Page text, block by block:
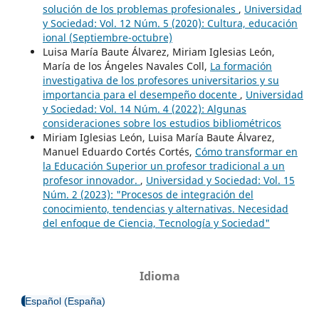
solución de los problemas profesionales , Universidad
y Sociedad: Vol. 12 Núm. 5 (2020): Cultura, educación
ional (Septiembre-octubre)
Luisa María Baute Álvarez, Miriam Iglesias León,
María de los Ángeles Navales Coll, La formación
investigativa de los profesores universitarios y su
importancia para el desempeño docente , Universidad
y Sociedad: Vol. 14 Núm. 4 (2022): Algunas
consideraciones sobre los estudios bibliométricos
Miriam Iglesias León, Luisa María Baute Álvarez,
Manuel Eduardo Cortés Cortés, Cómo transformar en
la Educación Superior un profesor tradicional a un
profesor innovador. , Universidad y Sociedad: Vol. 15
Núm. 2 (2023): "Procesos de integración del
conocimiento, tendencias y alternativas. Necesidad
del enfoque de Ciencia, Tecnología y Sociedad"
Idioma
Español (España)